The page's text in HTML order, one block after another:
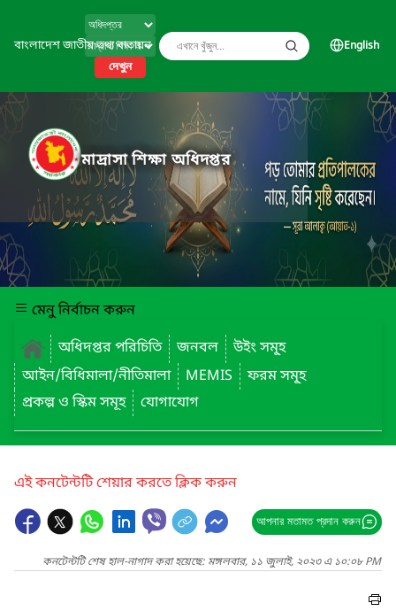
বাংলাদেশ জাতীয় তথ্য বাতায়ন
দেখুন
English
মাদ্রাসা শিক্ষা অধিদপ্তর
মেনু নির্বাচন করুন
অধিদপ্তর পরিচিতি
জনবল
উইং সমূ্হ
আইন/বিধিমালা/নীতিমালা
MEMIS
ফরম সমূ্হ
প্রকল্প ও স্কিম সমূহ
যোগাযোগ
এই কনটেন্টটি শেয়ার করতে ক্লিক করুন
আপনার মতামত প্রদান করুন
কনটেন্টটি শেষ হাল-নাগাদ করা হয়েছে: মঙ্গলবার, ১১ জুলাই, ২০২৩ এ ১০:০৮ PM